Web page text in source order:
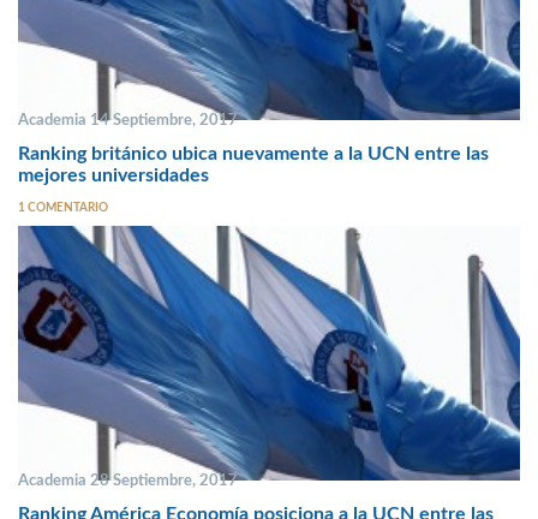
Academia 14 Septiembre, 2017
Ranking británico ubica nuevamente a la UCN entre las
mejores universidades
1 COMENTARIO
Academia 28 Septiembre, 2017
Ranking América Economía posiciona a la UCN entre las